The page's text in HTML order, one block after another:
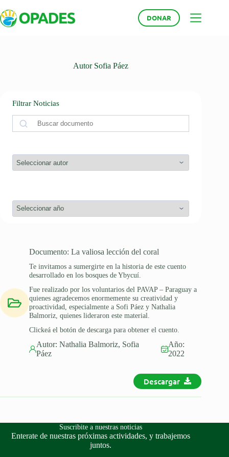
al
contenido
DONAR
AutorSofia Páez
Filtrar Noticias
Buscar
Documento: La valiosa lección del coral
Te invitamos a sumergirte en la historia de este cuento
desarrollado en los bosques de Ybycuí.
Fue realizado por los voluntarios del PAVAP – Paraguay a
quienes agradecemos enormemente su creatividad y
proactividad, especialmente a Sofi Páez y Nathalia
Balmoriz, quienes lideraron este material.
Clickeá el botón de descarga para obtener el cuento.
Autor: Nathalia Balmoriz, Sofia
Páez
Año:
2022
Descargar
Suscribite a nuestras noticias
Enterate de nuestras próximas actividades, y trabajemos
juntos.